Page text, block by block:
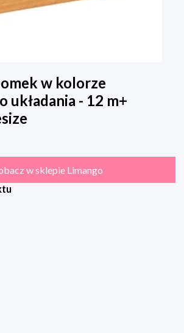
w kolorze
układania - 12 m+
w sklepie Limango